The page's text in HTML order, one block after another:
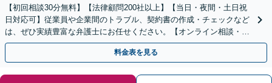
【初回相談30分無料】【法律顧問200社以上】【当日・夜間・土日祝
日対応可】従業員や企業間のトラブル、契約書の作成・チェックなど
は、ぜひ実績豊富な弁護士にお任せください。【オンライン相談・電
子契約に対応】
料金表を見る